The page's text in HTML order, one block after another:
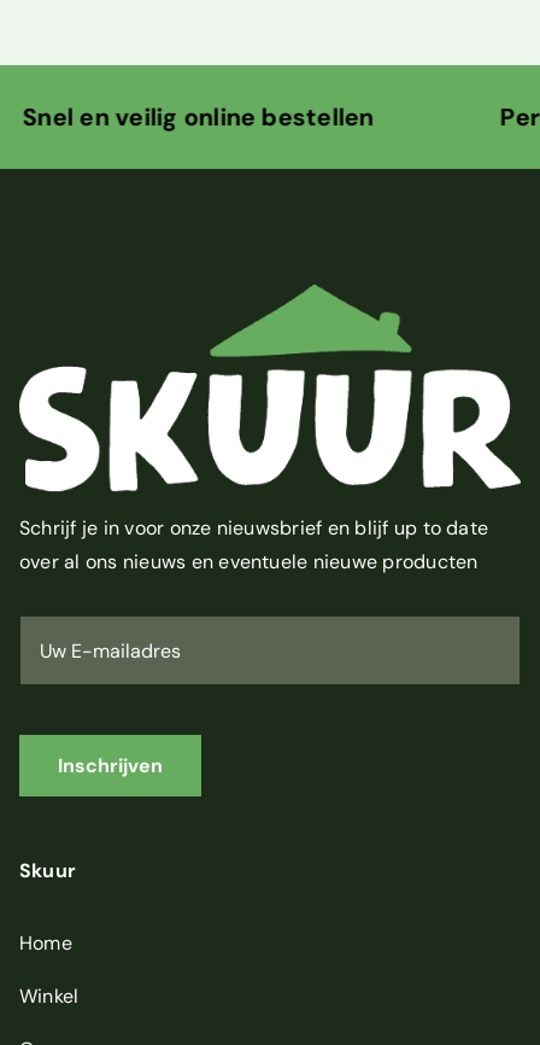
online bestellen
Schrijf je in voor onze nieuwsbrief en blijf up to date
over al ons nieuws en eventuele nieuwe producten
U
-
a
l
r
e
Inschrijven
Skuur
Home
Winkel